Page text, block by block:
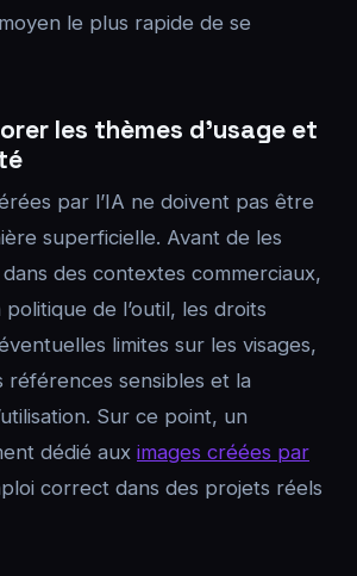
le plus rapide de se
les thèmes d’usage et
par l’IA ne doivent pas être
superficielle. Avant de les
des contextes commerciaux,
de l’outil, les droits
limites sur les visages,
références sensibles et la
Sur ce point, un
dédié aux images créées par
correct dans des projets réels